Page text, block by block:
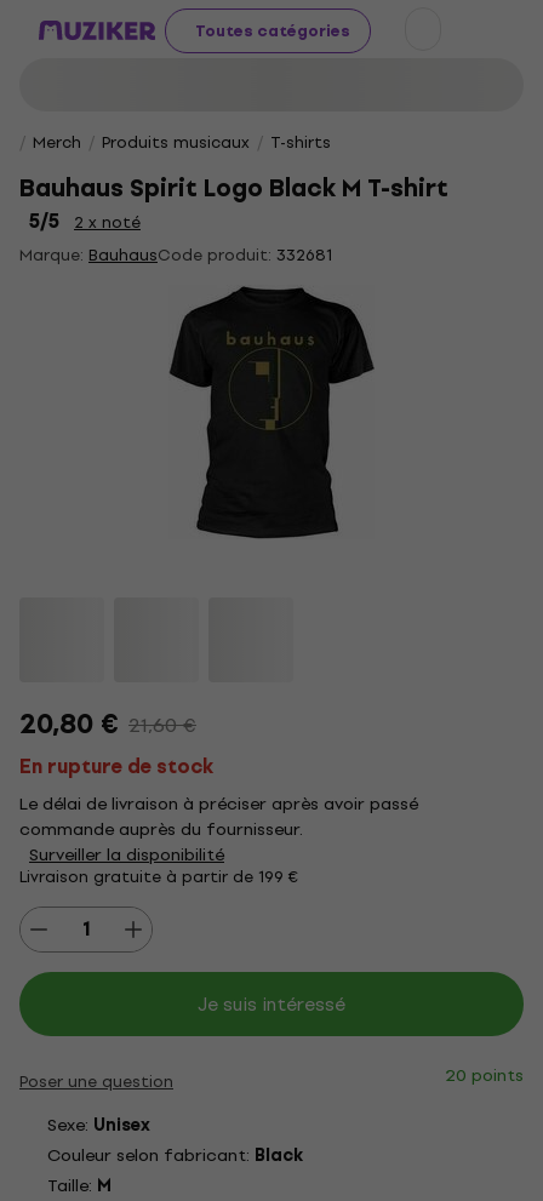
Toutes catégories
Merch Produits musicaux T-shirts
Bauhaus Spirit Logo Black M T-shirt
5/5
2 x noté
Marque: BauhausCode produit: 332681
20,80 € 21,60 €
En rupture de stock
Le délai de livraison à préciser après avoir passé
commande auprès du fournisseur.
Surveiller la disponibilité
Livraison gratuite à partir de 199 €
Je suis intéressé
Poser une question
20 points
Sexe: Unisex
Couleur selon fabricant: Black
Taille: M